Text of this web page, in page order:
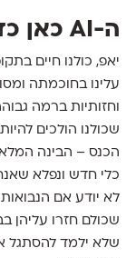
ה-AI כאן כדי להישאר
יאפ, כולנו חיים
עלינו בחוכמתה
וחזותיות ברמה
שכולנו הולכים
הכנס – הבינה
כלי חדש ונפלא
לא יודע אם
שכולם חזרו עליהן
שלא ילמד להסתגל